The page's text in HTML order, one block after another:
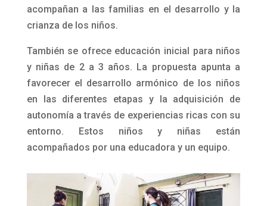
acompañan a las familias en el desarrollo y la
crianza de los niños.
También se ofrece educación inicial para niños
y niñas de 2 a 3 años. La propuesta apunta a
favorecer el desarrollo armónico de los niños
en las diferentes etapas y la adquisición de
autonomía a través de experiencias ricas con su
entorno. Estos niños y niñas están
acompañados por una educadora y un equipo.